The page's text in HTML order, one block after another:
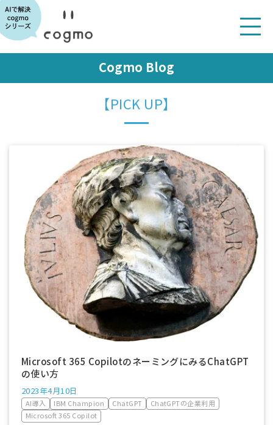
Cogmo Blog
【PICK UP】
Microsoft 365 CopilotのネーミングにみるChatGPT
の使い方
2023年4月10日
AI導入 IBM Champion ChatGPT
ChatGPTの企業利用
Microsoft 365 Copilot